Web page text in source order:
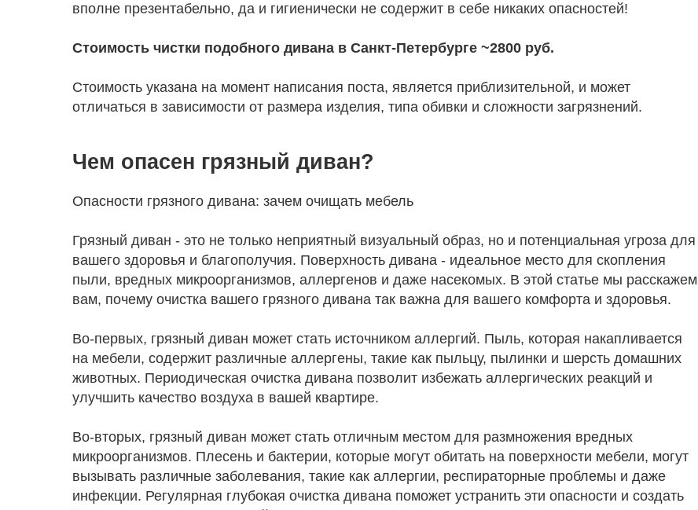
вполне презентабельно, да и гигиенически не содержит в себе никаких опасностей!
Стоимость чистки подобного дивана в Санкт-Петербурге ~2800 руб.
Стоимость указана на момент написания поста, является приблизительной, и может
отличаться в зависимости от размера изделия, типа обивки и сложности загрязнений.
Чем опасен грязный диван?
Опасности грязного дивана: зачем очищать мебель
Грязный диван - это не только неприятный визуальный образ, но и потенциальная угроза для
вашего здоровья и благополучия. Поверхность дивана - идеальное место для скопления
пыли, вредных микроорганизмов, аллергенов и даже насекомых. В этой статье мы расскажем
вам, почему очистка вашего грязного дивана так важна для вашего комфорта и здоровья.
Во-первых, грязный диван может стать источником аллергий. Пыль, которая накапливается
на мебели, содержит различные аллергены, такие как пыльцу, пылинки и шерсть домашних
животных. Периодическая очистка дивана позволит избежать аллергических реакций и
улучшить качество воздуха в вашей квартире.
Во-вторых, грязный диван может стать отличным местом для размножения вредных
микроорганизмов. Плесень и бактерии, которые могут обитать на поверхности мебели, могут
вызывать различные заболевания, такие как аллергии, респираторные проблемы и даже
инфекции. Регулярная глубокая очистка дивана поможет устранить эти опасности и создать